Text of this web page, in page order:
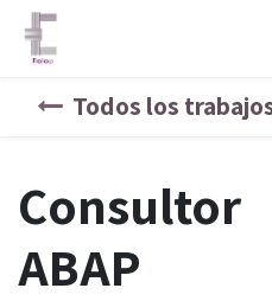
Todos los
Consultor
ABAP